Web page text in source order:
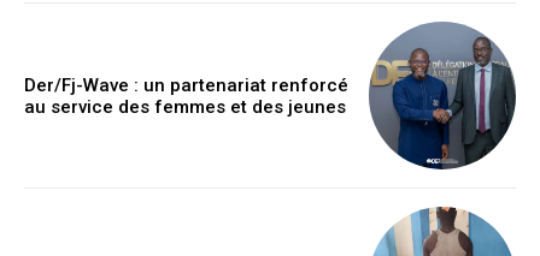
Der/Fj-Wave : un partenariat renforcé
au service des femmes et des jeunes